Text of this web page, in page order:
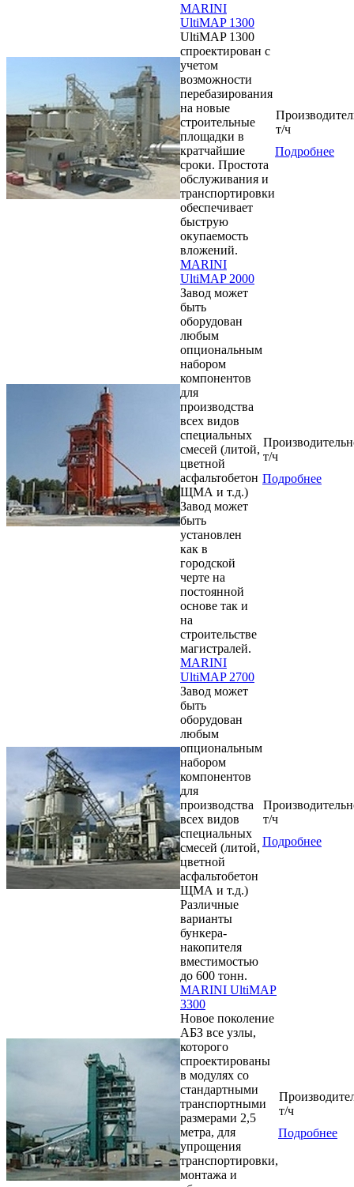
MARINI
UltiMAP 1300
UltiMAP 1300
спроектирован с
учетом
возможности
перебазирования
на новые
строительные
площадки в
кратчайшие
сроки. Простота
обслуживания и
транспортировки
обеспечивает
быструю
окупаемость
вложений.
т/ч
Подробнее
MARINI
UltiMAP 2000
Завод может
быть
оборудован
любым
опциональным
набором
компонентов
для
производства
всех видов
специальных
смесей (литой,
цветной
асфальтобетон
ЩМА и т.д.)
Завод может
быть
установлен
как в
городской
черте на
постоянной
основе так и
на
строительстве
магистралей.
т/ч
Подробнее
MARINI
UltiMAP 2700
Завод может
быть
оборудован
любым
опциональным
набором
компонентов
для
производства
всех видов
специальных
смесей (литой,
цветной
асфальтобетон
ЩМА и т.д.)
Различные
варианты
бункера-
накопителя
вместимостью
до 600 тонн.
т/ч
Подробнее
MARINI UltiMAP
3300
Новое поколение
АБЗ все узлы,
которого
спроектированы
в модулях со
стандартными
транспортными
размерами 2,5
метра, для
упрощения
транспортировки,
монтажа и
т/ч
Подробнее